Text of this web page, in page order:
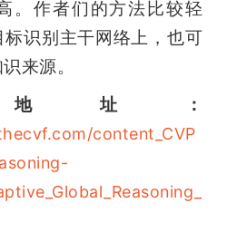
。作者们的方法比较轻
识别主干网络上，也可
来源。
址：
content_CVP